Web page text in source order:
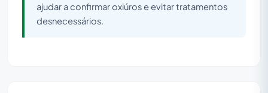
ajudar a confirmar oxiúros e evitar tratamentos
desnecessários.